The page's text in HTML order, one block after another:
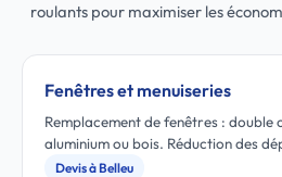
roulants pour maximiser les
Fenêtres et menuiseries
Remplacement de fenêtres : double
aluminium ou bois. Réduction des
Devis à Belleu